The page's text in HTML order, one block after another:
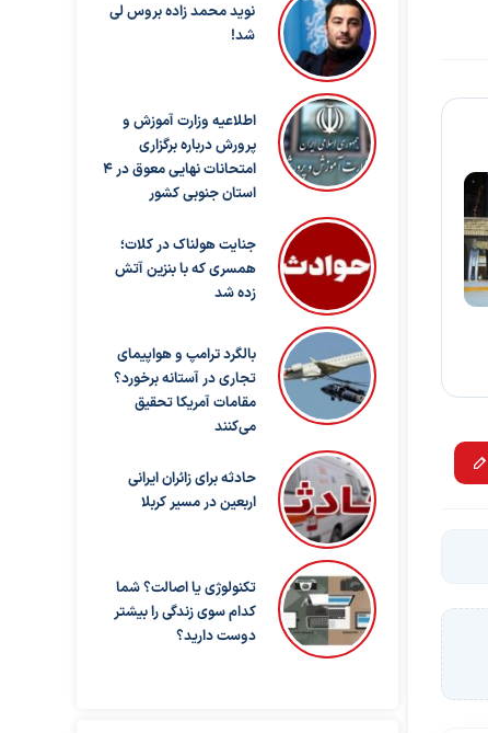
نوید محمد زاده بروس لی
شد!
اطلاعیه وزارت آموزش و
پرورش درباره برگزاری
امتحانات نهایی معوق در ۴
استان جنوبی کشور
جنایت هولناک در کلات؛
همسری که با بنزین آتش
زده شد
بالگرد ترامپ و هواپیمای
تجاری در آستانه برخورد؟
مقامات آمریکا تحقیق
می‌کنند
حادثه برای زائران ایرانی
اربعین در مسیر کربلا
تکنولوژی یا اصالت؟ شما
کدام سوی زندگی را بیشتر
دوست دارید؟